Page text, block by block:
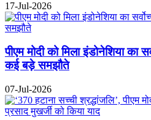
17-Jul-2026
पीएम मोदी को मिला इंडोनेशिया का
कई बड़े समझौते
07-Jul-2026